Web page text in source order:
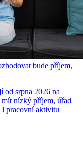
bude příjem,
od srpna 2026 na
nízký příjem, úřad
i pracovní aktivitu